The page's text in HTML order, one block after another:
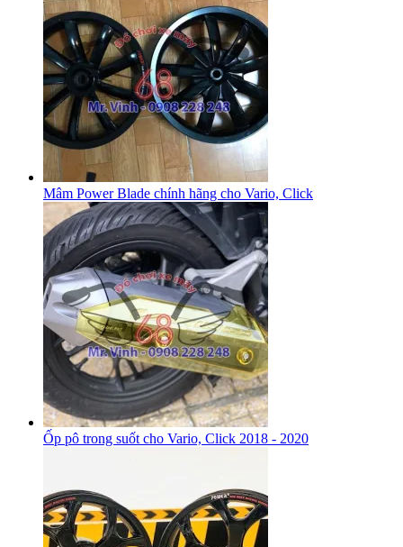
Mâm Power Blade chính hãng cho Vario, Click
Ốp pô trong suốt cho Vario, Click 2018 - 2020